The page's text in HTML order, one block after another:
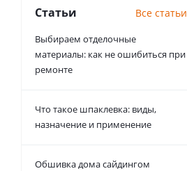
Статьи Все статьи
Выбираем отделочные
материалы: как не ошибиться при
ремонте
Что такое шпаклевка: виды,
назначение и применение
Обшивка дома сайдингом